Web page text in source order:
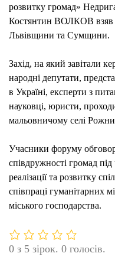
розвитку громад»
Костянтин ВОЛКОВ взяв
Львівщини та Сумщини.
Захід, на який завітали
народні депутати,
в Україні, експерти з
науковці, юристи,
мальовничому селі
Учасники форуму
співдружності громад
реалізації та розвитку
співпраці гуманітарних
міського господарства.
0 з 5 зірок. 0 голосів.